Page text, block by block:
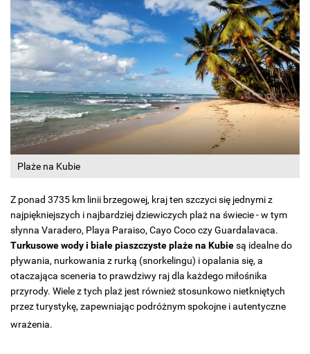
Plaże na Kubie
Z ponad 3735 km linii brzegowej, kraj ten szczyci się jednymi z
najpiękniejszych i najbardziej dziewiczych plaż na świecie - w tym
słynna Varadero, Playa Paraiso, Cayo Coco czy Guardalavaca.
Turkusowe wody i białe piaszczyste plaże na Kubiesą idealne do
pływania, nurkowania z rurką (snorkelingu) i opalania się, a
otaczająca sceneria to prawdziwy raj dla każdego miłośnika
przyrody. Wiele z tych plaż jest również stosunkowo nietkniętych
przez turystykę, zapewniając podróżnym spokojne i autentyczne
wrażenia.